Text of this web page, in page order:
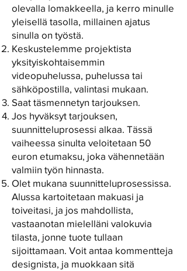
olevalla lomakkeella, ja kerro minulle
yleisellä tasolla, millainen ajatus
sinulla on työstä.
Keskustelemme projektista
yksityiskohtaisemmin
videopuhelussa, puhelussa tai
sähköpostilla, valintasi mukaan.
Saat täsmennetyn tarjouksen.
Jos hyväksyt tarjouksen,
suunnitteluprosessi alkaa. Tässä
vaiheessa sinulta veloitetaan 50
euron etumaksu, joka vähennetään
valmiin työn hinnasta.
Olet mukana suunnitteluprosessissa.
Alussa kartoitetaan makuasi ja
toiveitasi, ja jos mahdollista,
vastaanotan mielelläni valokuvia
tilasta, jonne tuote tullaan
sijoittamaan. Voit antaa kommentteja
designista, ja muokkaan sitä